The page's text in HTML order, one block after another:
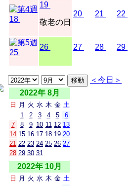
18
19
敬老の日
20 21 22
25
26 27 28 29
＜今日＞
2022年 8月
日 月 火 水 木 金 土
1
2 3 4 5
6
7
8 9 10 11 12 13
14 15 16 17 18 19 20
21 22 23 24 25 26 27
28 29 30 31
2022年 10月
日 月 火 水 木 金 土